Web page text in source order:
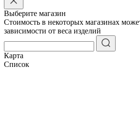
Выберите магазин
Стоимость в некоторых магазинах
зависимости от веса изделий
Карта
Список